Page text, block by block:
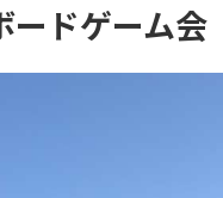
ドゲーム会